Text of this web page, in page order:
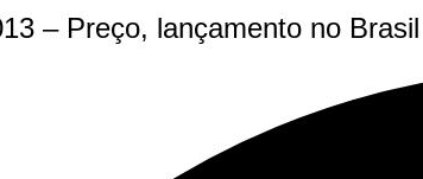
– Preço, lançamento no Brasil